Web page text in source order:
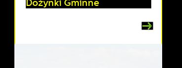
Dożynki Gminne